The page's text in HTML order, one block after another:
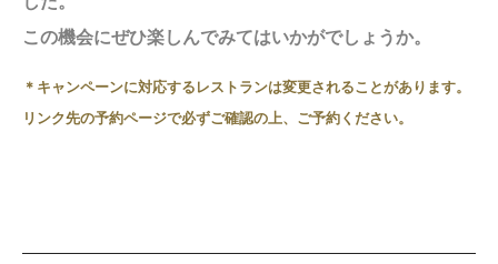
この機会にぜひ楽しんでみてはいかがでしょうか。
＊キャンペーンに対応するレストランは変更されることがあります。
リンク先の予約ページで必ずご確認の上、ご予約ください。